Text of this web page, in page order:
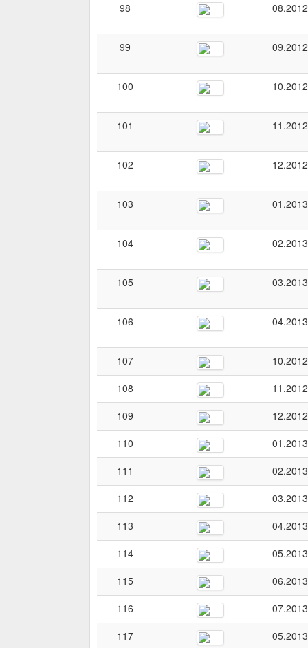
98
08.2012
99 09.2012
100 10.2012
101 11.2012
102 12.2012
103 01.2013
104 02.2013
105 03.2013
106 04.2013
107
10.2012
108
11.2012
109
12.2012
110
01.2013
111
02.2013
112
03.2013
113
04.2013
114
05.2013
115
06.2013
116
07.2013
117
05.2013